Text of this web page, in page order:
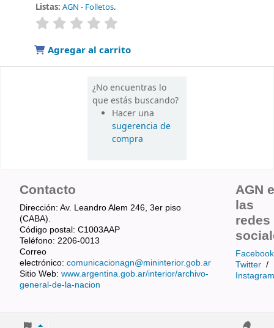
Listas: AGN - Folletos.
valoración
Agregar al carrito
¿No encuentras lo
que estás buscando?
Hacer una
sugerencia de
compra
Contacto
Dirección: Av. Leandro Alem 246, 3er piso
(CABA).
Código postal: C1003AAP
Teléfono: 2206-0013
Correo
electrónico: comunicacionagn@mininterior.gob.ar
Sitio Web: www.argentina.gob.ar/interior/archivo-
general-de-la-nacion
AGN
las
redes
Facebook
Twitter /
Instagram